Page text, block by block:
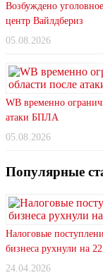
Возбуждено
центр Вайлдбериз
05.08.2026
WB временно
атаки БПЛА
05.08.2026
Популярные
Налоговые
бизнеса рухнули на
24.04.2026